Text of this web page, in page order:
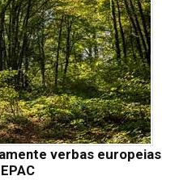
verbas europeias